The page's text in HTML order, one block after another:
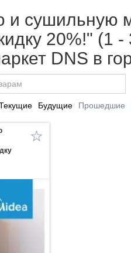
и
20%!" (1
DNS в
Будущие Прошедшие